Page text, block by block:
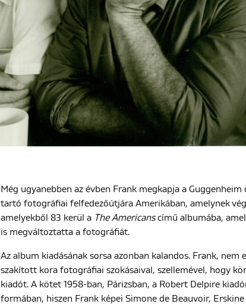
Még ugyanebben az évben Frank megkapja a
tartó fotográfiai felfedezőútjára Amerikában, amelynek
amelyekből 83 kerül a The Americanscímű albumába,
is megváltoztatta a fotográfiát.
Az album kiadásának sorsa azonban kalandos. Frank,
szakított kora fotográfiai szokásaival, szellemével, hogy
kiadót. A kötet 1958-ban, Párizsban, a Robert Delpire
formában, hiszen Frank képei Simone de Beauvoir,